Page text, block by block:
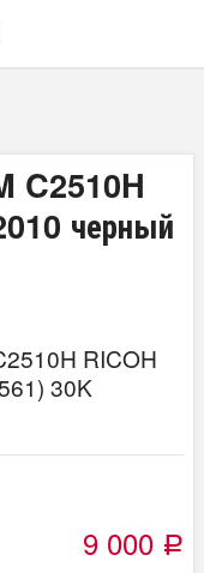
C2510H
черный
RICOH
30K
9 000 Р